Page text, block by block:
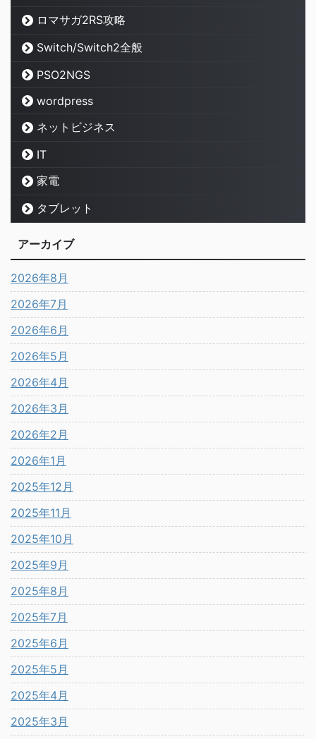
ロマサガ2RS攻略
Switch/Switch2全般
PSO2NGS
wordpress
ネットビジネス
IT
家電
タブレット
アーカイブ
2026年8月
2026年7月
2026年6月
2026年5月
2026年4月
2026年3月
2026年2月
2026年1月
2025年12月
2025年11月
2025年10月
2025年9月
2025年8月
2025年7月
2025年6月
2025年5月
2025年4月
2025年3月